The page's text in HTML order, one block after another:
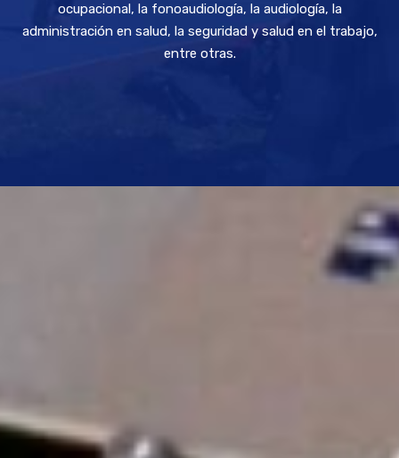
ocupacional, la fonoaudiología, la audiología, la
administración en salud, la seguridad y salud en el trabajo,
entre otras.